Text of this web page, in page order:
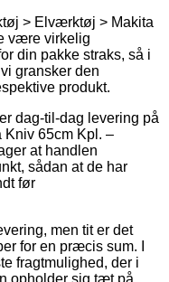
> Elværktøj > Makita
være virkelig
din pakke straks, så i
gransker den
produkt.
dag-til-dag levering på
65cm Kpl. –
at handlen
sådan at de har
før
men tit er det
for en præcis sum. I
fragtmulighed, der i
opholder sig tæt på